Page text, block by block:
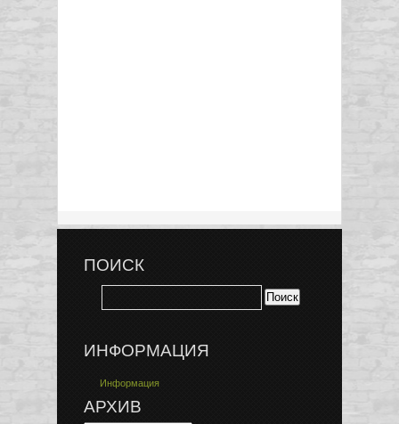
ПОИСК
ИНФОРМАЦИЯ
Информация
АРХИВ